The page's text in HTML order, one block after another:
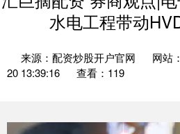
水电工程带动
来源：配资炒股开户官网 网站
20 13:39:16
查看：119